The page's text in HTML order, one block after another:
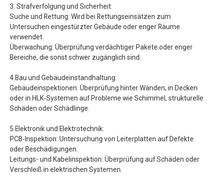
3. Strafverfolgung und Sicherheit:
Suche und Rettung: Wird bei Rettungseinsätzen zum
Untersuchen eingestürzter Gebäude oder enger Räume
verwendet.
Überwachung: Überprüfung verdächtiger Pakete oder enger
Bereiche, die sonst schwer zugänglich sind.
4.Bau und Gebäudeinstandhaltung:
Gebäudeinspektionen: Überprüfung hinter Wänden, in Decken
oder in HLK-Systemen auf Probleme wie Schimmel, strukturelle
Schäden oder Schädlinge.
5.Elektronik und Elektrotechnik:
PCB-Inspektion: Untersuchung von Leiterplatten auf Defekte
oder Beschädigungen.
Leitungs- und Kabelinspektion: Überprüfung auf Schäden oder
Verschleiß in elektrischen Systemen.